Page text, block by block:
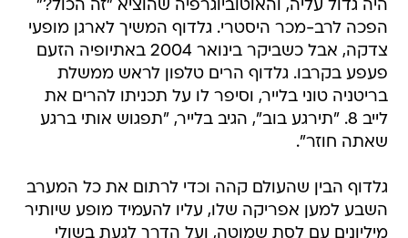
היה גדול עליה, והאוטוביוגרפיה שהוציא "זה הכול?"
הפכה לרב-מכר היסטרי. גלדוף המשיך לארגן מופעי
צדקה, אבל כשביקר בינואר 2004 באתיופיה הזעם
פעפע בקרבו. גלדוף הרים טלפון לראש ממשלת
בריטניה טוני בלייר, וסיפר לו על תכניתו להרים את
לייב 8. "תירגע בוב", הגיב בלייר, "תפגוש אותי ברגע
שאתה חוזר".
גלדוף הבין שהעולם קהה וכדי לרתום את כל המערב
השבע למען אפריקה שלו, עליו להעמיד מופע שיותיר
מיליונים עם לסת שמוטה, ועל הדרך לגעת בשולי